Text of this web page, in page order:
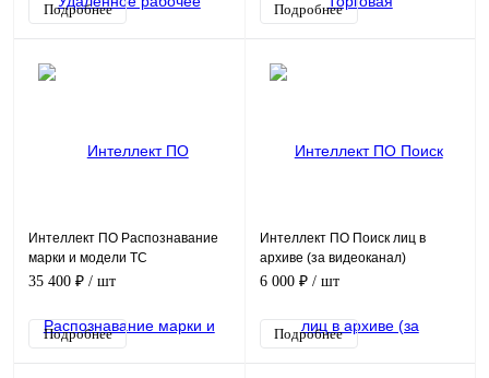
Подробнее Подробнее
Интеллект ПО Распознавание
марки и модели ТС
Программное обеспечение
35 400 ₽ / шт
Подробнее
Интеллект ПО Поиск лиц в
архиве (за видеоканал)
Программное обеспечение
6 000 ₽ / шт
Подробнее